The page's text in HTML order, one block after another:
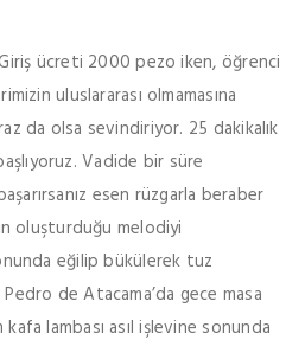
ücreti 2000 pezo iken, öğrenci
uluslararası olmamasına
da olsa sevindiriyor. 25 dakikalık
Vadide bir süre
esen rüzgarla beraber
oluşturduğu melodiyi
eğilip bükülerek tuz
Pedro de Atacama’da gece masa
lambası asıl işlevine sonunda